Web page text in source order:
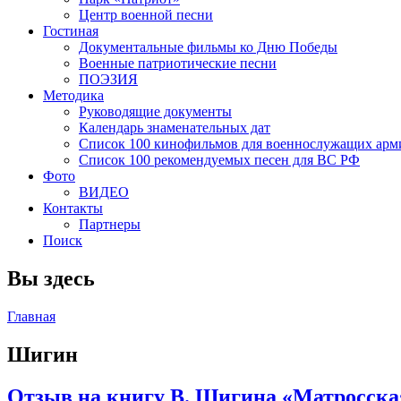
Центр военной песни
Гостиная
Документальные фильмы ко Дню Победы
Военные патриотические песни
ПОЭЗИЯ
Методика
Руководящие документы
Календарь знаменательных дат
Список 100 кинофильмов для военнослужащих
Список 100 рекомендуемых песен для ВС РФ
Фото
ВИДЕО
Контакты
Партнеры
Поиск
Вы здесь
Главная
Шигин
Отзыв на книгу В. Шигина